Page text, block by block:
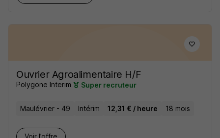
Ouvrier Agroalimentaire H/F
Polygone Interim Super recruteur
Maulévrier - 49 Intérim 12,31 € / heure 18 mois